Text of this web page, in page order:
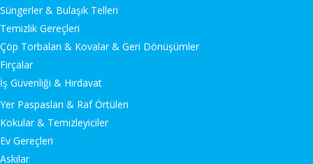
Süngerler & Bulaşık Telleri
Temizlik Gereçleri
Çöp Torbaları & Kovalar & Geri Dönüşümler
Fırçalar
İş Güvenliği & Hırdavat
Yer Paspasları & Raf Örtüleri
Kokular & Temizleyiciler
Ev Gereçleri
Askılar